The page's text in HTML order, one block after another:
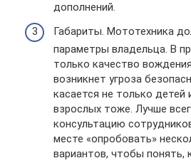
дополнений.
Габариты. Мототехника
параметры владельца. В
только качество
возникнет угроза
касается не только детей
взрослых тоже. Лучше
консультацию
месте «опробовать»
вариантов, чтобы понять,